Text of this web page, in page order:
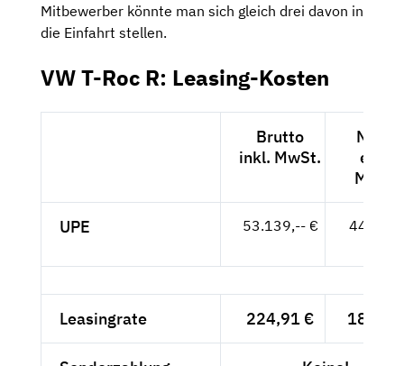
Mitbewerber könnte man sich gleich drei davon in
die Einfahrt stellen.
VW T-Roc R: Leasing-Kosten
Brutto
inkl. MwSt.
Netto
exkl.
MwSt.
UPE 53.139,-- €
Leasingrate 224,91 € 189,--